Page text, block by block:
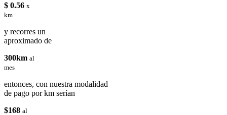
$ 0.56 x
km
y recorres un
aproximado de
300km al
mes
entonces, con nuestra modalidad
de pago por km serían
$168 al